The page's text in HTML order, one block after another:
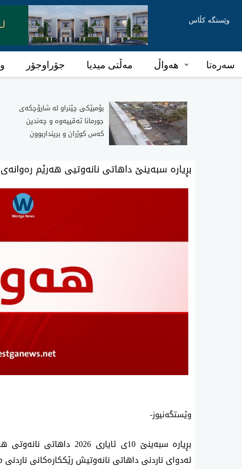
وێستگە کڵاس
سەرەتا هەواڵ مەڵتی میدیا جۆراوجۆر
بۆمبێکی چێنراو لە شارۆچکەی
جورمانا تەقییەوە و چەندین
کەس کوژران و برینداربوون
بڕ‌یاره‌ سبه‌ینێ داهاتی نانه‌وتیی هه‌رێم
وێستگەنیوز-
بڕ‌یاره‌ سبه‌ینێ 10ی ئایاری
له‌دوای ناردنی داهاتی نانه‌وتیش ر‌ێككاره‌كانی